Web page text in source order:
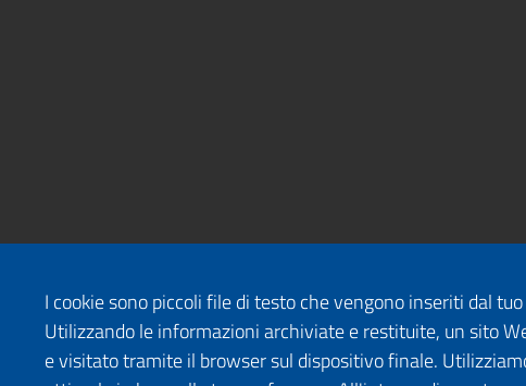
I cookie sono piccoli file di testo che vengono inseriti dal
Utilizzando le informazioni archiviate e restituite, un sito
e visitato tramite il browser sul dispositivo finale.